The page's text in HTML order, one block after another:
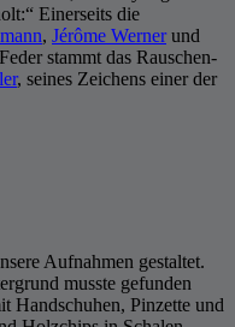
Einerseits die
, Jérôme Werner und
stammt das Rauschen-
, seines Zeichens einer der
Aufnahmen gestaltet.
musste gefunden
Handschuhen, Pinzette und